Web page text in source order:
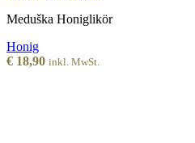
Meduška Honiglikör
Honig
€ 18,90 inkl. MwSt.